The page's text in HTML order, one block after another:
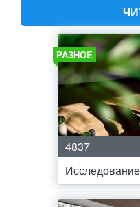
РАЗНОЕ
4837